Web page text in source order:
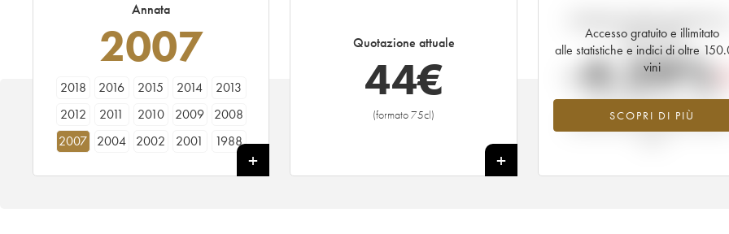
Annata
2007
2018 2016 2015 2014
2013
2012
2011 2010 2009
2008
2007
2004 2002 2001 1988
Quotazione attuale
44€
(formato 75cl)
+
Accesso gratuito e illimitato
alle statistiche e indici di oltre
vini
SCOPRI DI PIÙ
tempo reale
-4.29%
Tendenza al ribasso per il valore
dell'annata 2007 nel 2026 rispetto